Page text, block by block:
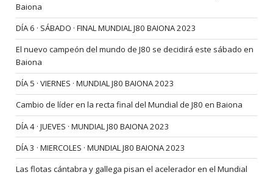
Baiona
DÍA 6 · SÁBADO · FINAL MUNDIAL J80 BAIONA 2023
El nuevo campeón del mundo de J80 se decidirá este sábado en
Baiona
DÍA 5 · VIERNES · MUNDIAL J80 BAIONA 2023
Cambio de líder en la recta final del Mundial de J80 en Baiona
DÍA 4 · JUEVES · MUNDIAL J80 BAIONA 2023
DÍA 3 · MIERCOLES · MUNDIAL J80 BAIONA 2023
Las flotas cántabra y gallega pisan el acelerador en el Mundial